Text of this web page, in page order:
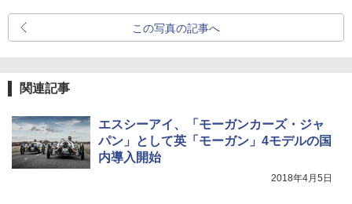
この写真の記事へ
関連記事
エスシーアイ、「モーガンカーズ・ジャ
パン」として英「モーガン」4モデルの国
内導入開始
2018年4月5日